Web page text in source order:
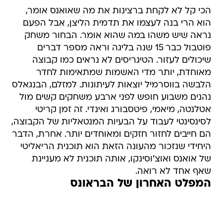
הכי קל לא לקחת ברצינות את מה שאואנס אומר,
הוא הרי בנה לעצמו את תדמית הליצן, אבל הפעם
נראה שיש משהו במה שהוא אומר. הבחור משחק
פוטבול כבר 15 שנה בליגה וראה מספר דברים
שיכולים לעזור. הטיגריסים לא נראים כמו קבוצה
מאוחדת, יותר מדי האשמות שמתאימות לחדר
הלבשה בווסרמיל יוצאות לעיתונות. למזלם, הבנגאלס
נהנים משבוע חופש לפני ארבע משחקים קשים מול
אטלנטה, מיאמי, פיטסבורג ואינדי. זה זמן קריטי
לסינסינטי לעבוד על הבעיות המנטאליות של הקבוצה,
הם חייבים לחזור חזקים ומאוחדים יותר. אחרת, הדבר
היחידי שנזכור מהעונה הזאת הוא תוכנית הריאליטי
של אואנס ואוצ'וסינקו, אותה תוכנית לא מעניינת
שאף אחד לא רואה.
המפלט האחרון של הבראונס